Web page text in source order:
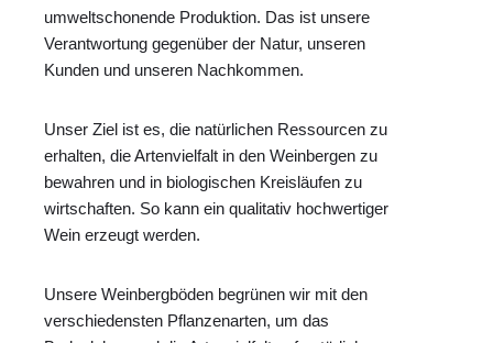
umweltschonende Produktion. Das ist unsere
Verantwortung gegenüber der Natur, unseren
Kunden und unseren Nachkommen.
Unser Ziel ist es, die natürlichen Ressourcen zu
erhalten, die Artenvielfalt in den Weinbergen zu
bewahren und in biologischen Kreisläufen zu
wirtschaften. So kann ein qualitativ hochwertiger
Wein erzeugt werden.
Unsere Weinbergböden begrünen wir mit den
verschiedensten Pflanzenarten, um das